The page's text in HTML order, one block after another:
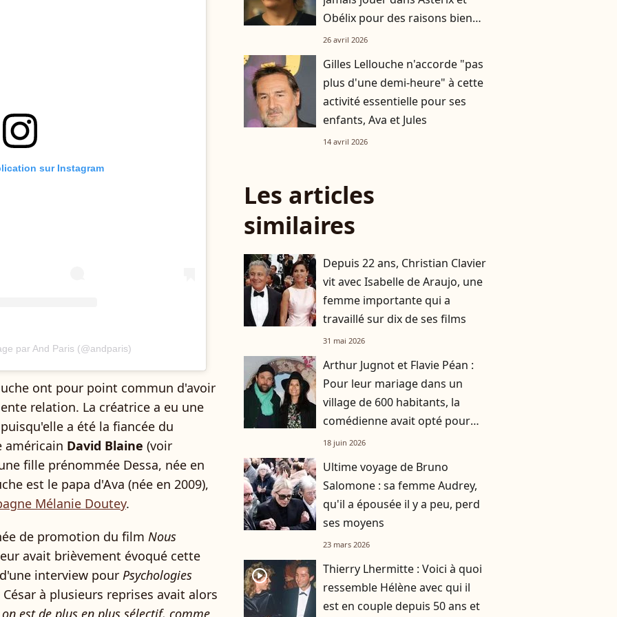
sur Instagram
par And Paris (@andparis)
ont pour point commun d'avoir
relation. La créatrice a eu une
a été la fiancée du
David Blaine (voir
fille prénommée Dessa, née en
est le papa d'Ava (née en 2009),
Mélanie Doutey.
de promotion du film Nous
avait brièvement évoqué cette
interview pour Psychologies
à plusieurs reprises avait alors
est de plus en plus sélectif, comme
Obélix pour des raisons bien
différentes
26 avril 2026
Gilles Lellouche n'accorde "pas
plus d'une demi-heure" à cette
activité essentielle pour ses
enfants, Ava et Jules
14 avril 2026
Les articles
similaires
Depuis 22 ans, Christian Clavier
vit avec Isabelle de Araujo, une
femme importante qui a
travaillé sur dix de ses films
31 mai 2026
Arthur Jugnot et Flavie Péan :
Pour leur mariage dans un
village de 600 habitants, la
comédienne avait opté pour
une robe originale d'une
18 juin 2026
Ultime voyage de Bruno
Salomone : sa femme Audrey,
qu'il a épousée il y a peu, perd
ses moyens
23 mars 2026
player2
Thierry Lhermitte : Voici à quoi
ressemble Hélène avec qui il
est en couple depuis 50 ans et